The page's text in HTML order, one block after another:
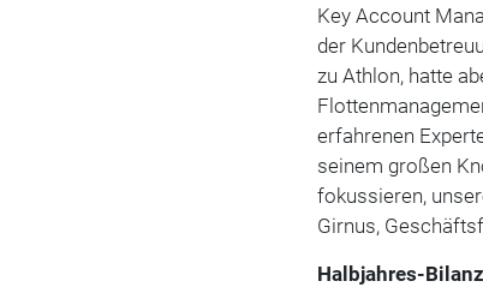
Key Account
der
zu Athlon, hatte
erfahrenen
seinem großen
fokussieren,
Girnus,
Halbjahres-